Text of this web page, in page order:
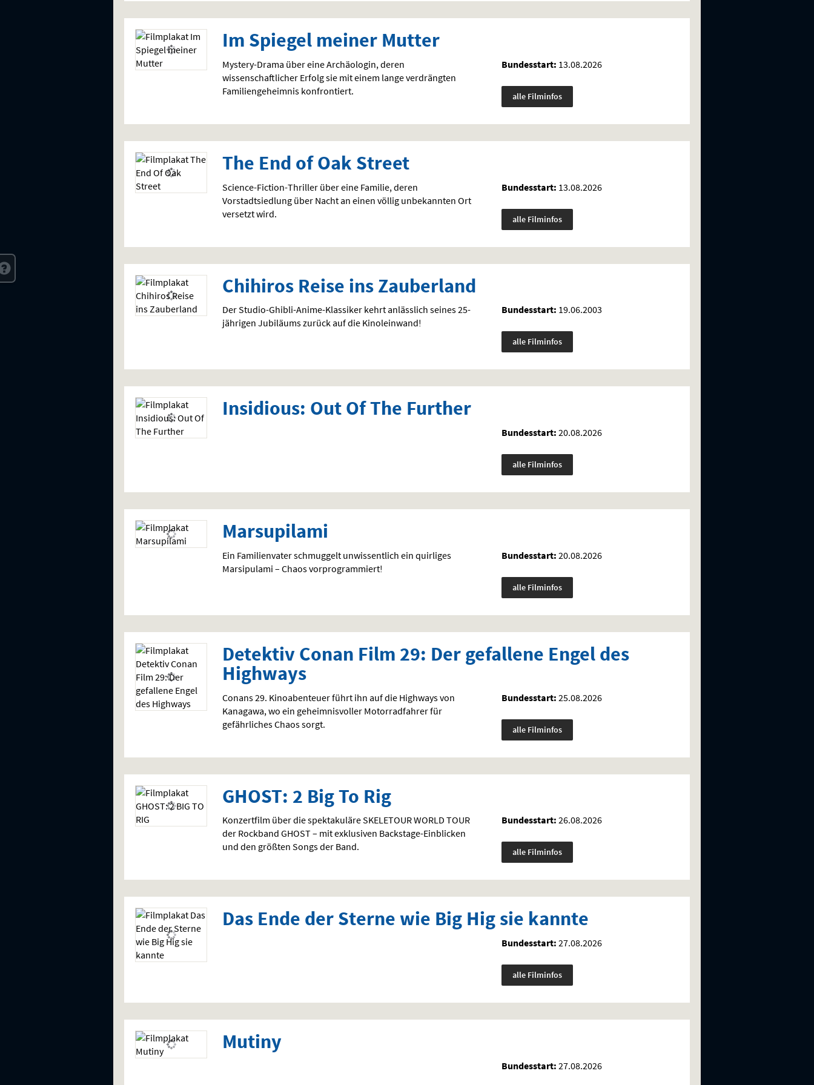
Im Spiegel meiner Mutter
Mystery-Drama über eine Archäologin, deren
wissenschaftlicher Erfolg sie mit einem lange verdrängten
Familiengeheimnis konfrontiert.
Bundesstart: 13.08.2026
alle Filminfos
The End of Oak Street
Science-Fiction-Thriller über eine Familie, deren
Vorstadtsiedlung über Nacht an einen völlig unbekannten Ort
versetzt wird.
Bundesstart: 13.08.2026
alle Filminfos
Chihiros Reise ins Zauberland
Der Studio-Ghibli-Anime-Klassiker kehrt anlässlich seines 25-
jährigen Jubiläums zurück auf die Kinoleinwand!
Bundesstart: 19.06.2003
alle Filminfos
Insidious: Out Of The Further
Bundesstart: 20.08.2026
alle Filminfos
Marsupilami
Ein Familienvater schmuggelt unwissentlich ein quirliges
Marsipulami – Chaos vorprogrammiert!
Bundesstart: 20.08.2026
alle Filminfos
Detektiv Conan Film 29: Der gefallene Engel des
Highways
Conans 29. Kinoabenteuer führt ihn auf die Highways von
Kanagawa, wo ein geheimnisvoller Motorradfahrer für
gefährliches Chaos sorgt.
Bundesstart: 25.08.2026
alle Filminfos
GHOST: 2 Big To Rig
Konzertfilm über die spektakuläreSKELETOURWORLD TOUR
der Rockband GHOST– mit exklusiven Backstage-Einblicken
und den größten Songs der Band.
Bundesstart: 26.08.2026
alle Filminfos
Das Ende der Sterne wie Big Hig sie kannte
Bundesstart: 27.08.2026
alle Filminfos
Mutiny
Bundesstart: 27.08.2026